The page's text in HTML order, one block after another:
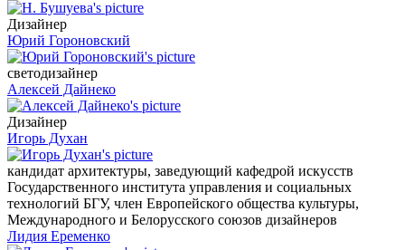
Дизайнер
Юрий Гороновский
светодизайнер
Алексей Дайнеко
Дизайнер
Игорь Духан
кандидат архитектуры, заведующий кафедрой искусств
Государственного института управления и социальных
технологий БГУ, член Европейского общества культуры,
Международного и Белорусского союзов дизайнеров
Лидия Еременко